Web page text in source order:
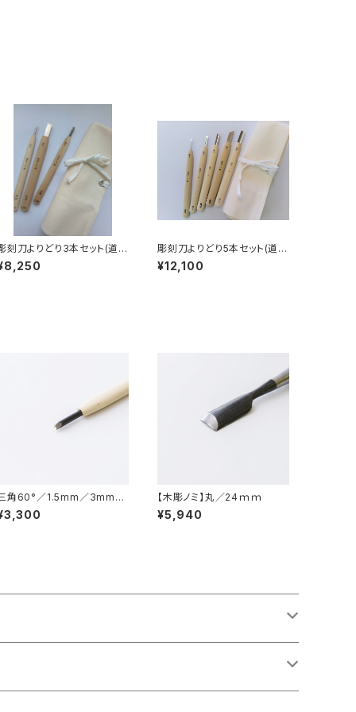
刻刀よりどり3本セット(道具
付)
彫刻刀よりどり5本セット(道具
袋付)
¥12,100
角60°／1.5mm／3mm／
／6mm／9mm／彫
刀
【木彫ノミ】丸／24ｍｍ
¥5,940